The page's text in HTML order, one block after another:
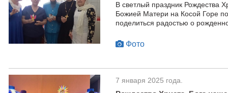
В светлый праздник Рождества
Божией Матери на Косой Горе
поделиться радостью о
Фото
7 января 2025 года.